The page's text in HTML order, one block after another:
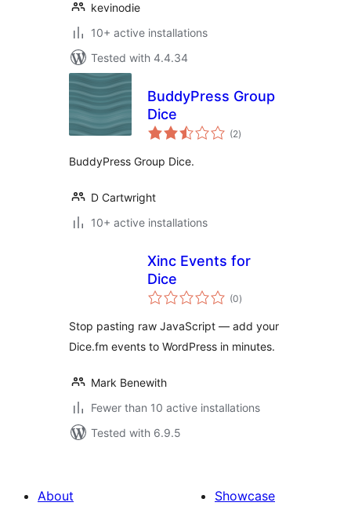
kevinodie
10+ active installations
Tested with 4.4.34
BuddyPress Group
Dice
(2total
ratings
)
BuddyPress Group Dice.
D Cartwright
10+ active installations
Xinc Events for
Dice
(0total
ratings
)
Stop pasting raw JavaScript — add your
Dice.fm events to WordPress in minutes.
Mark Benewith
Fewer than 10 active installations
Tested with 6.9.5
About
Showcase